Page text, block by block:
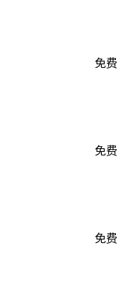
免费
免费
免费